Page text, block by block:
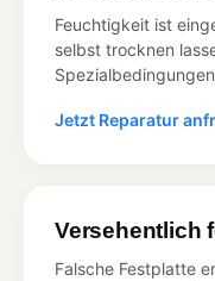
Feuchtigkeit ist
selbst trocknen
Jetzt Reparatur
Versehentlich
Falsche Festplatte